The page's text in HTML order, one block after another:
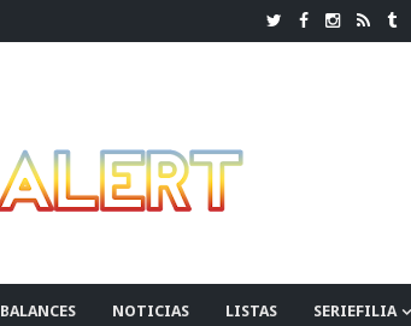
BALANCES NOTICIAS LISTAS SERIEFILIA